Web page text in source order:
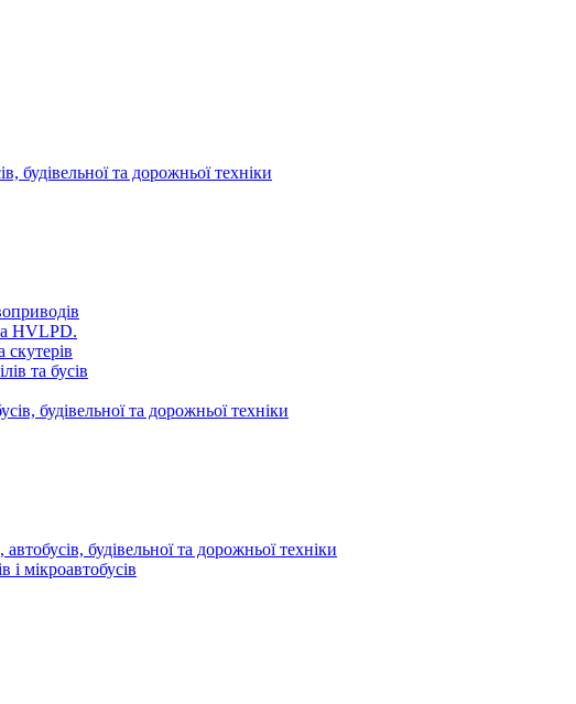
будівельної та дорожньої техніки
HVLPD.
та бусів
будівельної та дорожньої техніки
будівельної та дорожньої техніки
мікроавтобусів